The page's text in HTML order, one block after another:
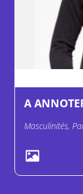
A
Masculinités,